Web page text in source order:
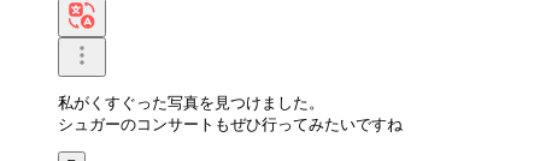
私がくすぐった写真を見つけました。
シュガーのコンサートもぜひ行ってみたいですね